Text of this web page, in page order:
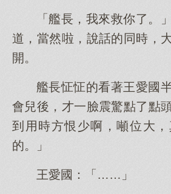
「艦長，我來救你了。
道，當然啦，說話的同時，
開。
艦長怔怔的看著王愛國
會兒後，才一臉震驚點了點
到用時方恨少啊，噸位大
的。」
王愛國：「……」